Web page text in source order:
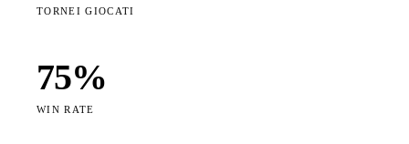
TORNEI GIOCATI
75%
WIN RATE